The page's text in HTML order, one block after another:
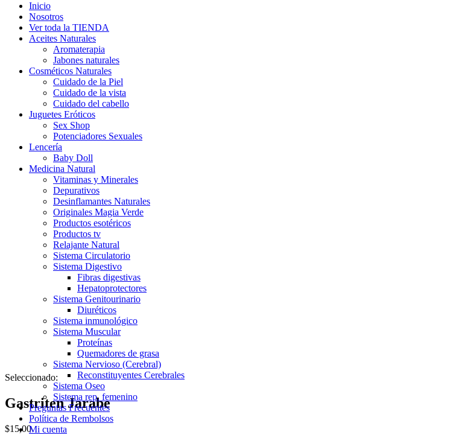
Inicio
Nosotros
Ver toda la TIENDA
Aceites Naturales
Aromaterapia
Jabones naturales
Cosméticos Naturales
Cuidado de la Piel
Cuidado de la vista
Cuidado del cabello
Juguetes Eróticos
Sex Shop
Potenciadores Sexuales
Lencería
Baby Doll
Medicina Natural
Vitaminas y Minerales
Depurativos
Desinflamantes Naturales
Originales Magia Verde
Productos esotéricos
Productos tv
Relajante Natural
Sistema Circulatorio
Sistema Digestivo
Fibras digestivas
Hepatoprotectores
Sistema Genitourinario
Diuréticos
Sistema inmunológico
Sistema Muscular
Proteínas
Quemadores de grasa
Sistema Nervioso (Cerebral)
Reconstituyentes Cerebrales
Sistema Oseo
Sistema rep. femenino
Preguntas Frecuentes
Política de Rembolsos
Mi cuenta
Seleccionado:
Gastriten Jarabe
$15,00